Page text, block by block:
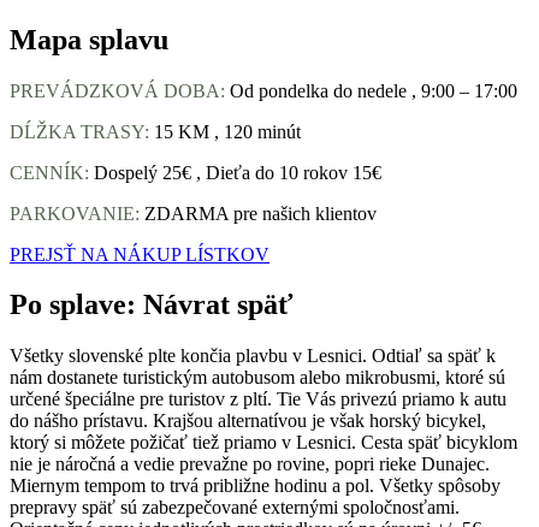
Mapa splavu
PREVÁDZKOVÁ DOBA: Od pondelka do nedele , 9:00 – 17:00
DĹŽKA TRASY: 15 KM , 120 minút
CENNÍK: Dospelý 25€ , Dieťa do 10 rokov 15€
PARKOVANIE: ZDARMA pre našich klientov
PREJSŤ NA NÁKUP LÍSTKOV
Po splave: Návrat späť
Všetky slovenské plte končia plavbu v Lesnici. Odtiaľ sa späť k
nám dostanete turistickým autobusom alebo mikrobusmi, ktoré sú
určené špeciálne pre turistov z pltí. Tie Vás privezú priamo k autu
do nášho prístavu. Krajšou alternatívou je však horský bicykel,
ktorý si môžete požičať tiež priamo v Lesnici. Cesta späť bicyklom
nie je náročná a vedie prevažne po rovine, popri rieke Dunajec.
Miernym tempom to trvá približne hodinu a pol. Všetky spôsoby
prepravy späť sú zabezpečované externými spoločnosťami.